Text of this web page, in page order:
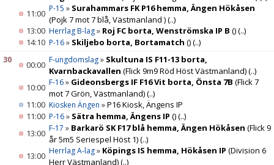
11:00 P-15 » Surahammars FK P16 hemma, Ängen Hökåsen
(Pojk 7 mot 7 blå, Västmanland )(..)
13:00 Herrlag B-lag» Roj FC borta, Wenströmska IP B ()(..)
14:10 P-16» Skiljebo borta, Bortamatch ()(..)
30
00:00 F-ungdomslag» Skultuna IS F11-13 borta,
Kvarnbackavallen (Flick 9m9 Röd Höst Västmanland)(..)
10:00 F-16» Gideonsbergs IF F16 Vit borta, Önsta 7B (Flick 7
mot 7 Grön, Västmanland)(..)
11:00 Kiosken Ängen »P16 Kiosk, Ängens IP
11:00 P-16» Sätra hemma, Ängens IP ()(..)
13:00 F-17 » Barkarö SK F17 blå hemma, Ängen Hökåsen (Flick 9
år 5m5 Seriespel Höst 1)(..)
13:00 Herrlag A-lag» Köpings IS hemma, Hökåsen IP (Division 6
Herr Västmanland)(..)